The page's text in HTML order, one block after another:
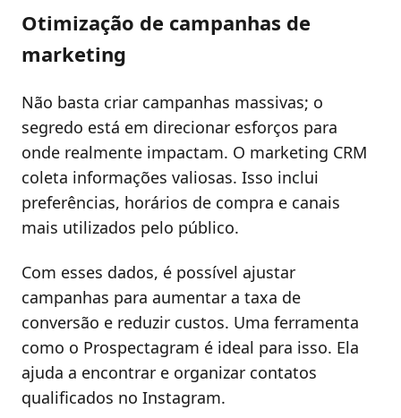
Otimização de campanhas de
marketing
Não basta criar campanhas massivas; o
segredo está em direcionar esforços para
onde realmente impactam. O marketing CRM
coleta informações valiosas. Isso inclui
preferências, horários de compra e canais
mais utilizados pelo público.
Com esses dados, é possível ajustar
campanhas para aumentar a taxa de
conversão e reduzir custos. Uma ferramenta
como o Prospectagram é ideal para isso. Ela
ajuda a encontrar e organizar contatos
qualificados no Instagram.